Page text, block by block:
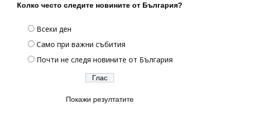
Колко често следите новините от България?
Всеки ден
Само при важни събития
Почти не следя новините от България
Покажи резултатите